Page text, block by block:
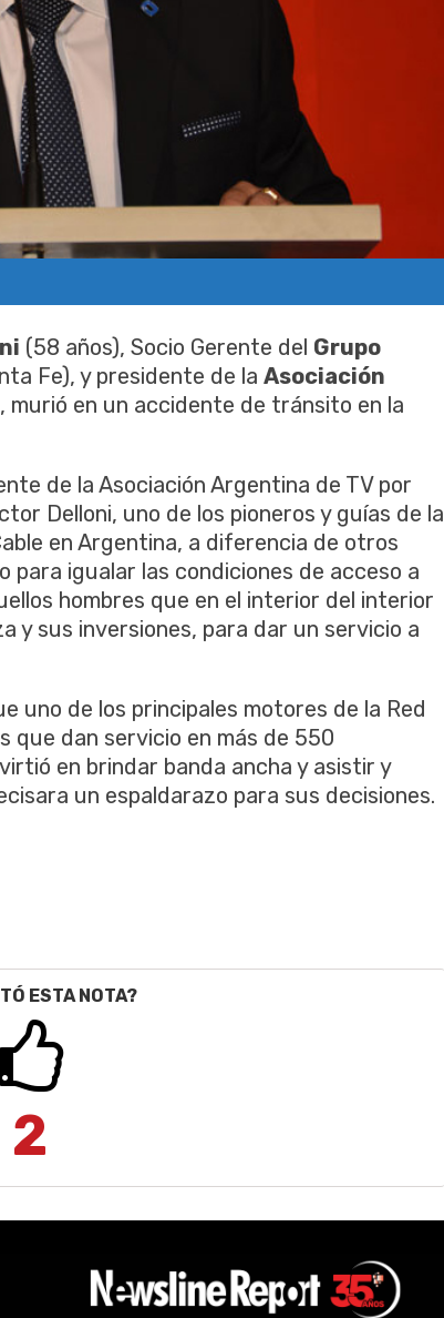
(58 años), Socio Gerente del Grupo
Fe), y presidente de la Asociación
murió en un accidente de tránsito en la
de la Asociación Argentina de TV por
Delloni, uno de los pioneros y guías de la
en Argentina, a diferencia de otros
para igualar las condiciones de acceso a
hombres que en el interior del interior
y sus inversiones, para dar un servicio a
uno de los principales motores de la Red
que dan servicio en más de 550
en brindar banda ancha y asistir y
un espaldarazo para sus decisiones.
ESTA NOTA?
2